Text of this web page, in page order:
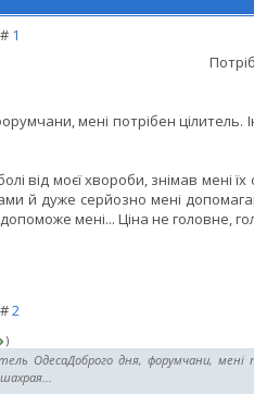
1
мені потрібен цілитель.
від моєї хвороби, знімав мені
й дуже серйозно мені
мені... Ціна не головне,
2
)
ОдесаДоброго дня, форумчани, мені